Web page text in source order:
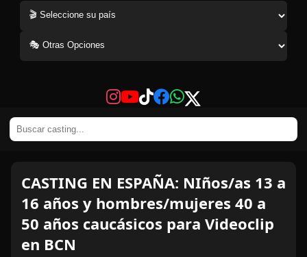
CASTING EN ESPAÑA: NIños/as 13 a
16 años y hombres/mujeres 40 a
50 años caucásicos para Videoclip
en BCN